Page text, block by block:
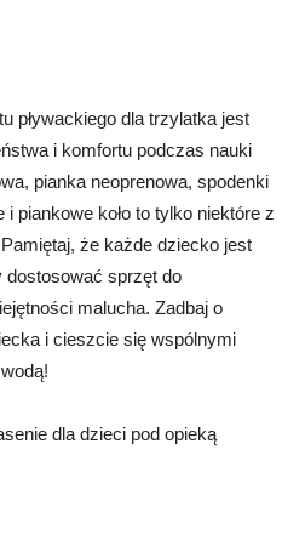
pływackiego dla trzylatka jest
i komfortu podczas nauki
pianka neoprenowa, spodenki
i piankowe koło to tylko niektóre z
że każde dziecko jest
dostosować sprzęt do
malucha. Zadbaj o
i cieszcie się wspólnymi
dla dzieci pod opieką